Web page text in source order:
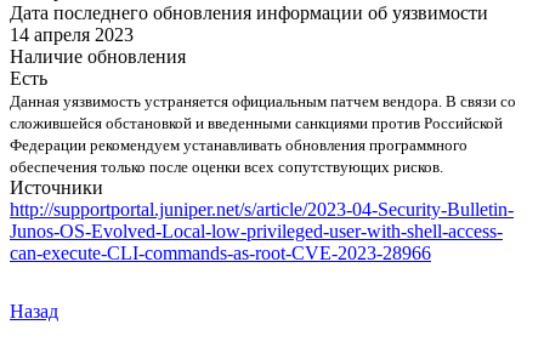
Дата последнего обновления информации об уязвимости
14 апреля 2023
Наличие обновления
Есть
Данная уязвимость устраняется официальным патчем вендора. В связи со
сложившейся обстановкой и введенными санкциями против Российской
Федерации рекомендуем устанавливать обновления программного
обеспечения только после оценки всех сопутствующих рисков.
Источники
http://supportportal.juniper.net/s/article/2023-04-Security-Bulletin-
Junos-OS-Evolved-Local-low-privileged-user-with-shell-access-
can-execute-CLI-commands-as-root-CVE-2023-28966
Назад